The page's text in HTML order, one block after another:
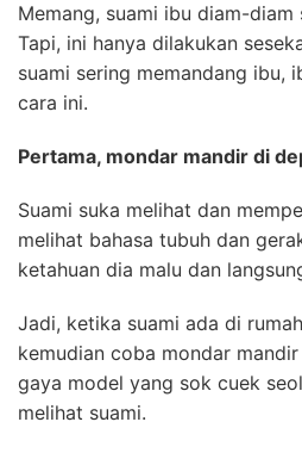
Memang, suami ibu diam-diam
Tapi, ini hanya dilakukan
suami sering memandang ibu,
cara ini.
Pertama, mondar mandir di
Suami suka melihat dan
melihat bahasa tubuh dan
ketahuan dia malu dan
Jadi, ketika suami ada di
kemudian coba mondar
gaya model yang sok cuek
melihat suami.